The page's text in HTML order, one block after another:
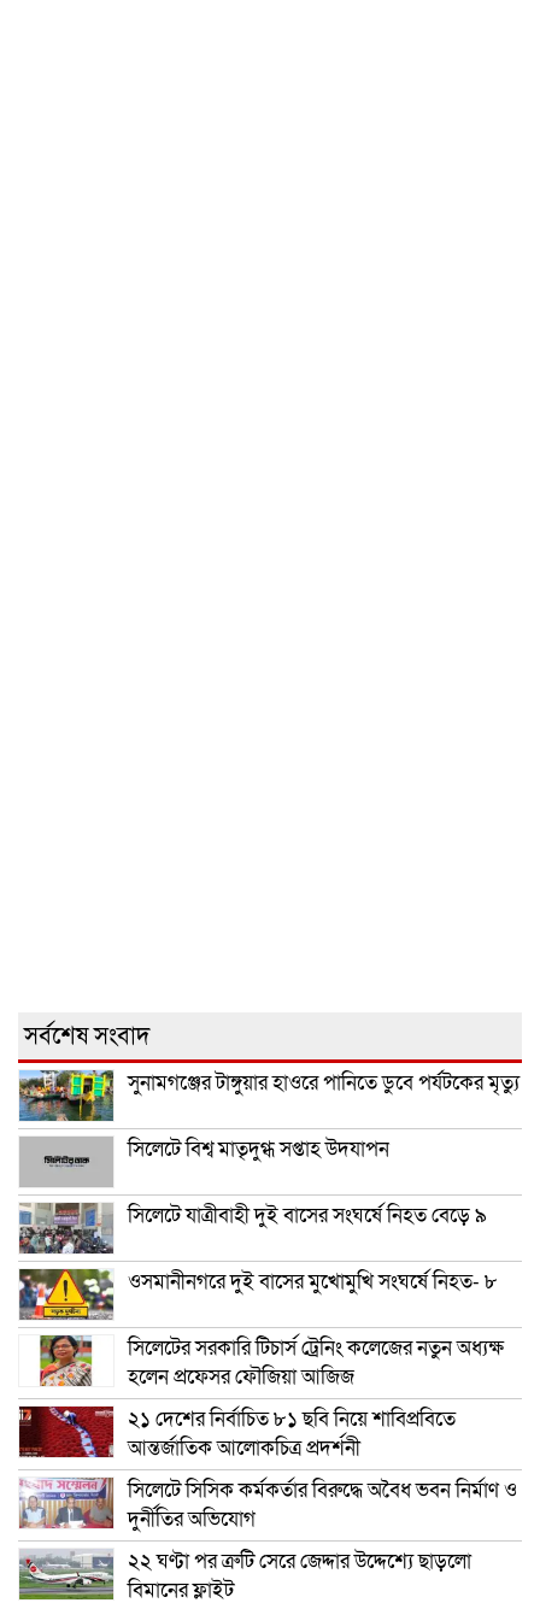
সর্বশেষ সংবাদ
সুনামগঞ্জের টাঙ্গুয়ার হাওরে পানিতে ডুবে পর্যটকের মৃত্যু
সিলেটে বিশ্ব মাতৃদুগ্ধ সপ্তাহ উদযাপন
সিলেটে যাত্রীবাহী দুই বাসের সংঘর্ষে নিহত বেড়ে ৯
ওসমানীনগরে দুই বাসের মুখোমুখি সংঘর্ষে নিহত- ৮
সিলেটের সরকারি টিচার্স ট্রেনিং কলেজের নতুন অধ্যক্ষ
হলেন প্রফেসর ফৌজিয়া আজিজ
২১ দেশের নির্বাচিত ৮১ ছবি নিয়ে শাবিপ্রবিতে
আন্তর্জাতিক আলোকচিত্র প্রদর্শনী
সিলেটে সিসিক কর্মকর্তার বিরুদ্ধে অবৈধ ভবন নির্মাণ ও
দুর্নীতির অভিযোগ
২২ ঘণ্টা পর ত্রুটি সেরে জেদ্দার উদ্দেশ্যে ছাড়লো
বিমানের ফ্লাইট